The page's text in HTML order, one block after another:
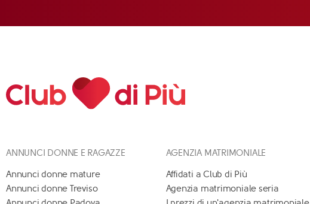
ANNUNCI DONNE E RAGAZZE
Annunci donne mature
Annunci donne Treviso
AGENZIA MATRIMONIALE
Affidati a Club di Più
Agenzia matrimoniale seria